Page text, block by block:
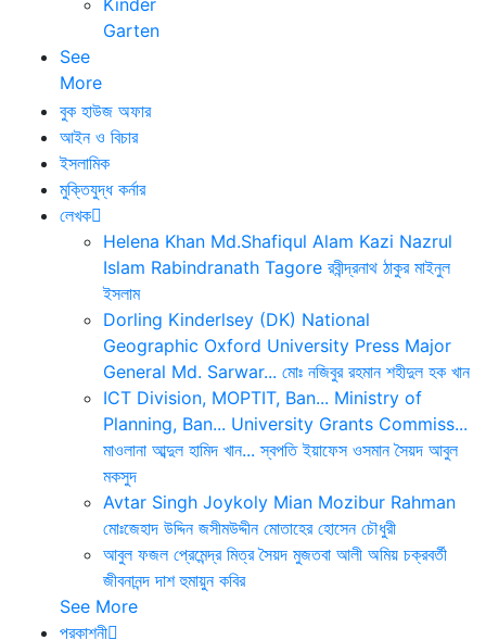
Kinder
Garten
See
More
বুক হাউজ অফার
আইন ও বিচার
ইসলামিক
মুক্তিযুদ্ধ কর্নার
লেখক
Helena Khan Md.Shafiqul Alam Kazi Nazrul
Islam Rabindranath Tagore রবীন্দ্রনাথ ঠাকুর মাইনুল
ইসলাম
Dorling Kinderlsey (DK) National
Geographic Oxford University Press Major
General Md. Sarwar... মোঃ নজিবুর রহমান শহীদুল হক খান
ICT Division, MOPTIT, Ban... Ministry of
Planning, Ban... University Grants Commiss...
মাওলানা আব্দুল হামিদ খান... স্বপতি ইয়াফেস ওসমান সৈয়দ আবুল
মকসুদ
Avtar Singh Joykoly Mian Mozibur Rahman
মোঃজেহাদ উদ্দিন জসীমউদ্দীন মোতাহের হোসেন চৌধুরী
আবুল ফজল প্রেমেন্দ্র মিত্র সৈয়দ মুজতবা আলী অমিয় চক্রবর্তী
জীবনানন্দ দাশ হুমায়ুন কবির
See More
প্রকাশনী